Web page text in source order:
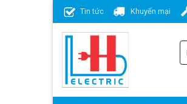
Skip
to
content
Tin tức Khuyến mại